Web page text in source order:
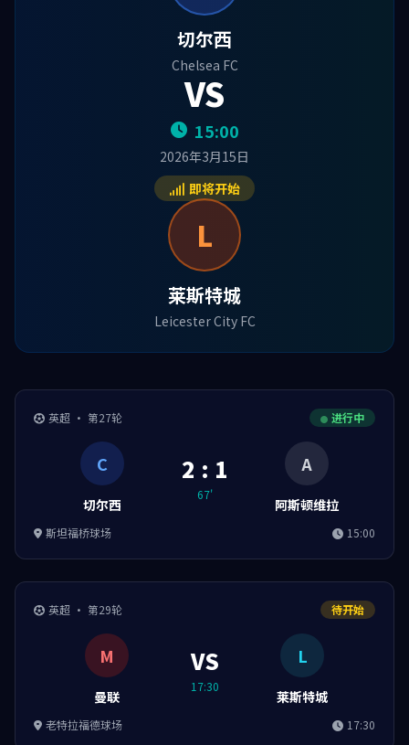
切尔西
Chelsea FC
VS
15:00
2026年3月15日
即将开始
L
莱斯特城
Leicester City FC
英超 · 第27轮 进行中
C
切尔西
2 : 1
67'
A
阿斯顿维拉
斯坦福桥球场 15:00
英超 · 第29轮 待开始
M
曼联
VS
17:30
L
莱斯特城
老特拉福德球场 17:30